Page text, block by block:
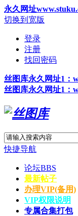
永久网址
切换到宽版
登录
注册
找回密码
丝图 库永久网址1 ：
丝图 库永久网址1 ：
快捷导航
论坛BBS
最新帖子
办理VIP(备用)
VIP权限说明
专属合集打包